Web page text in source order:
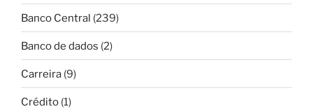
Banco Central (239)
Banco de dados (2)
Carreira (9)
Crédito (1)